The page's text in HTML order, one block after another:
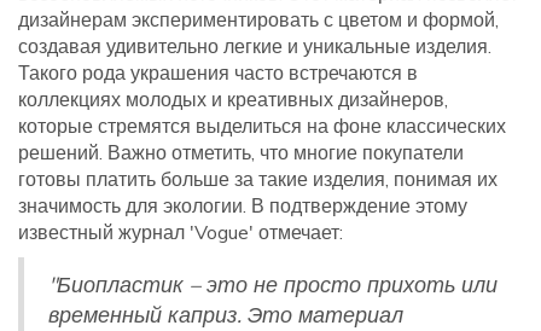
дизайнерам экспериментировать с цветом и формой,
создавая удивительно легкие и уникальные изделия.
Такого рода украшения часто встречаются в
коллекциях молодых и креативных дизайнеров,
которые стремятся выделиться на фоне классических
решений. Важно отметить, что многие покупатели
готовы платить больше за такие изделия, понимая их
значимость для экологии. В подтверждение этому
известный журнал 'Vogue' отмечает:
"Биопластик – это не просто прихоть или
временный каприз. Это материал